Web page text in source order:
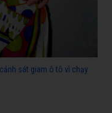
sát giam ô tô vì chạy